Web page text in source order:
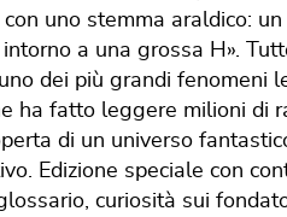
uno stemma araldico:
a una grossa H».
dei più grandi fenomeni
ha fatto leggere milioni di
di un universo
Edizione speciale con
curiosità sui